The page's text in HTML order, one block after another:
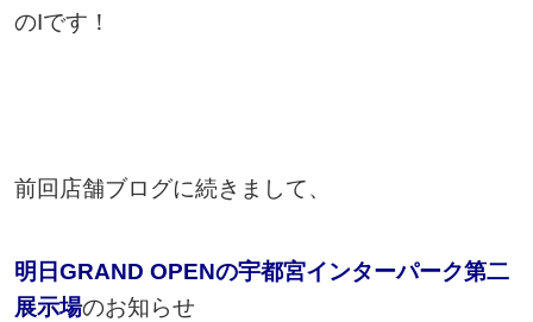
のIです！
前回店舗ブログに続きまして、
明日GRAND OPENの宇都宮インターパーク第二
展示場のお知らせ